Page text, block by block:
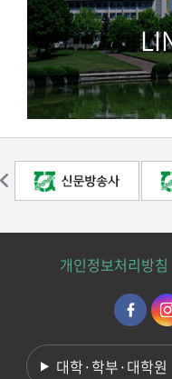
개인정보처리방침
대학·학부·대학원